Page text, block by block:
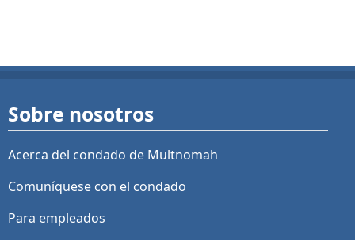
Sobre nosotros
Acerca del condado de Multnomah
Comuníquese con el condado
Para empleados